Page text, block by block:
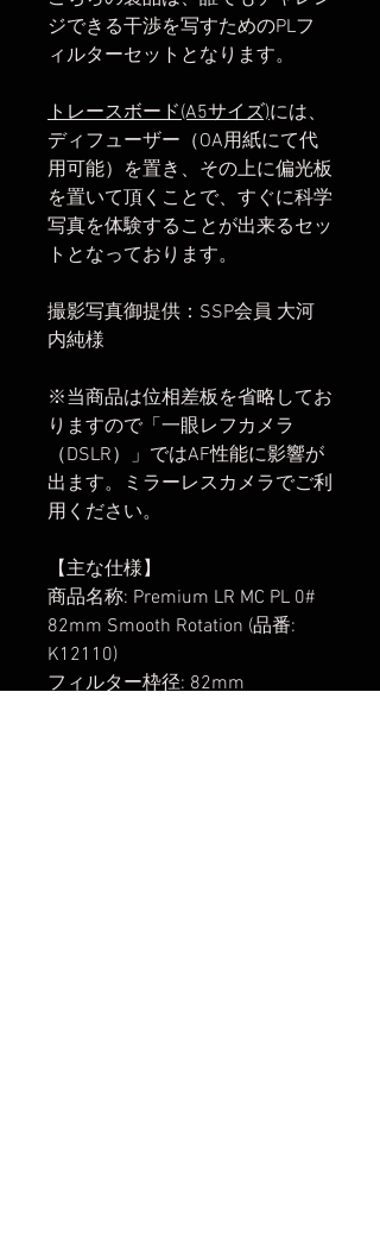
ジできる干渉を写すためのPLフ
ィルターセットとなります。
トレースボード(A5サイズ)には、
ディフューザー（OA用紙にて代
用可能）を置き、その上に偏光板
を置いて頂くことで、すぐに科学
写真を体験することが出来るセッ
トとなっております。
撮影写真御提供：SSP会員 大河
内純様
※当商品は位相差板を省略してお
りますので「一眼レフカメラ
（DSLR）」ではAF性能に影響が
出ます。ミラーレスカメラでご利
用ください。
【主な仕様】
商品名称: Premium LR MC PL 0#
82mm Smooth Rotation (品番:
K12110)
フィルター枠径: 82mm